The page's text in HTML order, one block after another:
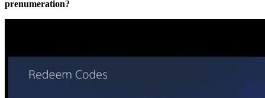
prenumeration?